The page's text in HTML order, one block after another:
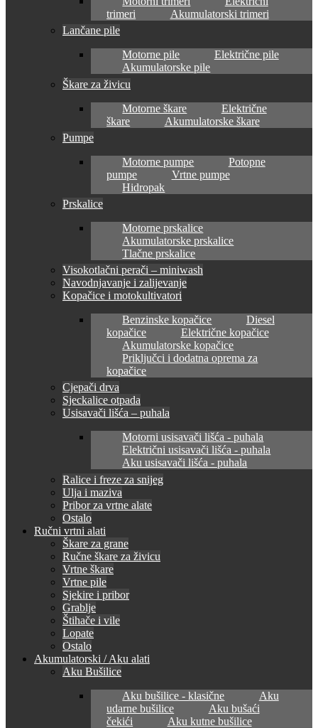
trimeri
Akumulatorski trimeri
Lančane pile
Motorne pile
Električne pile
Akumulatorske pile
Škare za živicu
Motorne škare
Električne
škare
Akumulatorske škare
Pumpe
Motorne pumpe
Potopne
pumpe
Vrtne pumpe
Hidropak
Prskalice
Motorne prskalice
Akumulatorske prskalice
Tlačne prskalice
Visokotlačni perači – miniwash
Navodnjavanje i zalijevanje
Kopačice i motokultivatori
Benzinske kopačice
Diesel
kopačice
Električne kopačice
Akumulatorske kopačice
Priključci i dodatna oprema za
kopačice
Cjepači drva
Sjeckalice otpada
Usisavači lišća – puhala
Motorni usisavači lišća - puhala
Električni usisavači lišća - puhala
Aku usisavači lišća - puhala
Ralice i freze za snijeg
Ulja i maziva
Pribor za vrtne alate
Ostalo
Ručni vrtni alati
Škare za grane
Ručne škare za živicu
Vrtne škare
Vrtne pile
Sjekire i pribor
Grablje
Štihače i vile
Lopate
Ostalo
Akumulatorski / Aku alati
Aku Bušilice
Aku bušilice - klasične
Aku
udarne bušilice
Aku bušaći
čekići
Aku kutne bušilice